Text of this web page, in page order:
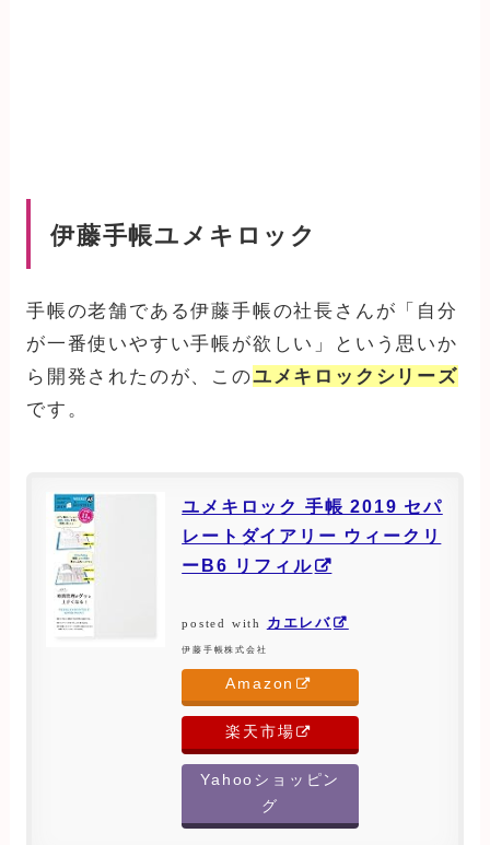
伊藤手帳ユメキロック
手帳の老舗である伊藤手帳の社長さんが「自分
が一番使いやすい手帳が欲しい」という思いか
ら開発されたのが、このユメキロックシリーズ
です。
ユメキロック 手帳 2019 セパ
レートダイアリー ウィークリ
ーB6 リフィル
posted with カエレバ
伊藤手帳株式会社
Amazon
楽天市場
Yahooショッピン
グ